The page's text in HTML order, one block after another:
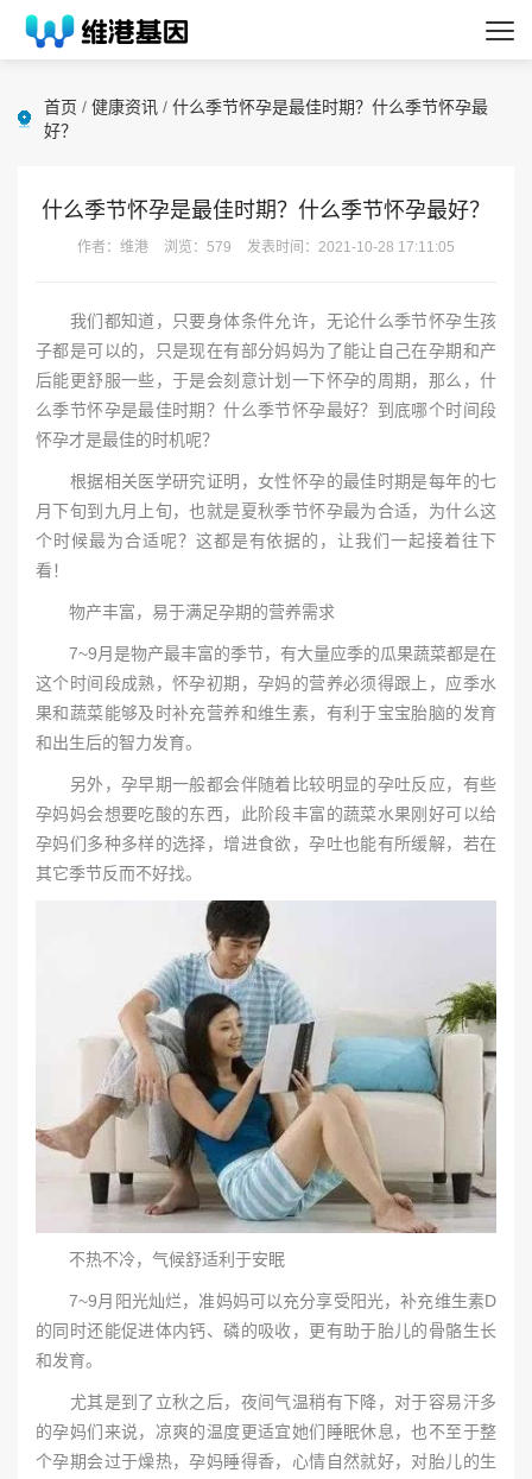
首页 / 健康资讯 / 什么季节怀孕是最佳时期？什么季节怀孕最
好？
什么季节怀孕是最佳时期？什么季节怀孕最好？
作者：维港 浏览：579 发表时间：2021-10-28 17:11:05
我们都知道，只要身体条件允许，无论什么季节怀孕生孩
子都是可以的，只是现在有部分妈妈为了能让自己在孕期和产
后能更舒服一些，于是会刻意计划一下怀孕的周期，那么，什
么季节怀孕是最佳时期？什么季节怀孕最好？到底哪个时间段
怀孕才是最佳的时机呢？
根据相关医学研究证明，女性怀孕的最佳时期是每年的七
月下旬到九月上旬，也就是夏秋季节怀孕最为合适，为什么这
个时候最为合适呢？这都是有依据的，让我们一起接着往下
看！
物产丰富，易于满足孕期的营养需求
7~9月是物产最丰富的季节，有大量应季的瓜果蔬菜都是在
这个时间段成熟，怀孕初期，孕妈的营养必须得跟上，应季水
果和蔬菜能够及时补充营养和维生素，有利于宝宝胎脑的发育
和出生后的智力发育。
另外，孕早期一般都会伴随着比较明显的孕吐反应，有些
孕妈妈会想要吃酸的东西，此阶段丰富的蔬菜水果刚好可以给
孕妈们多种多样的选择，增进食欲，孕吐也能有所缓解，若在
其它季节反而不好找。
不热不冷，气候舒适利于安眠
7~9月阳光灿烂，准妈妈可以充分享受阳光，补充维生素D
的同时还能促进体内钙、磷的吸收，更有助于胎儿的骨骼生长
和发育。
尤其是到了立秋之后，夜间气温稍有下降，对于容易汗多
的孕妈们来说，凉爽的温度更适宜她们睡眠休息，也不至于整
个孕期会过于燥热，孕妈睡得香，心情自然就好，对胎儿的生